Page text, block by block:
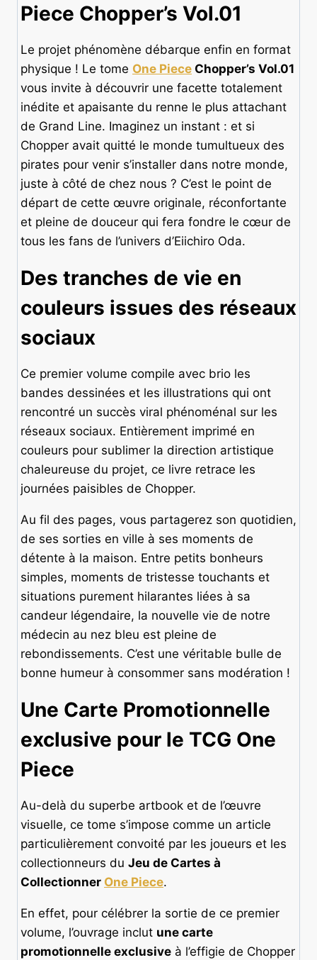
Piece Chopper’s Vol.01
Le projet phénomène débarque enfin en format
physique ! Le tome One Piece Chopper’s Vol.01
vous invite à découvrir une facette totalement
inédite et apaisante du renne le plus attachant
de Grand Line. Imaginez un instant : et si
Chopper avait quitté le monde tumultueux des
pirates pour venir s’installer dans notre monde,
juste à côté de chez nous ? C’est le point de
départ de cette œuvre originale, réconfortante
et pleine de douceur qui fera fondre le cœur de
tous les fans de l’univers d’Eiichiro Oda.
Des tranches de vie en
couleurs issues des réseaux
sociaux
Ce premier volume compile avec brio les
bandes dessinées et les illustrations qui ont
rencontré un succès viral phénoménal sur les
réseaux sociaux. Entièrement imprimé en
couleurs pour sublimer la direction artistique
chaleureuse du projet, ce livre retrace les
journées paisibles de Chopper.
Au fil des pages, vous partagerez son quotidien,
de ses sorties en ville à ses moments de
détente à la maison. Entre petits bonheurs
simples, moments de tristesse touchants et
situations purement hilarantes liées à sa
candeur légendaire, la nouvelle vie de notre
médecin au nez bleu est pleine de
rebondissements. C’est une véritable bulle de
bonne humeur à consommer sans modération !
Une Carte Promotionnelle
exclusive pour le TCG One
Piece
Au-delà du superbe artbook et de l’œuvre
visuelle, ce tome s’impose comme un article
particulièrement convoité par les joueurs et les
collectionneurs du Jeu de Cartes à
Collectionner One Piece.
En effet, pour célébrer la sortie de ce premier
volume, l’ouvrage inclut une carte
promotionnelle exclusive à l’effigie de Chopper